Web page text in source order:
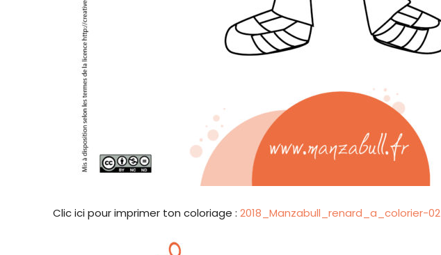
Clic ici pour imprimer ton coloriage : 2018_Manzabull_renard_a_colorier-02